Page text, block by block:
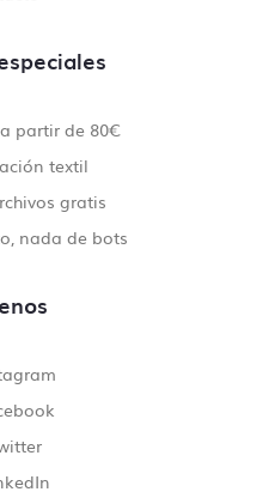
partir de 80€
textil
gratis
nada de bots